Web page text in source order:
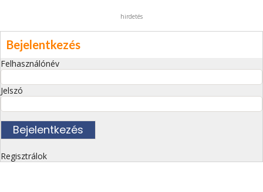
hirdetés
Bejelentkezés
Felhasználónév
Jelszó
Regisztrálok